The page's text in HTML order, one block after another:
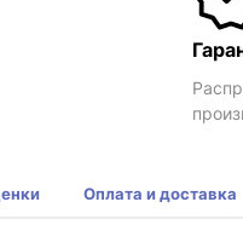
Оплата и доставка